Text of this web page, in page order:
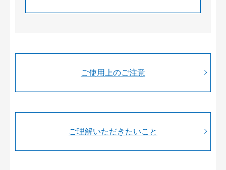
ご使用上のご注意
ご理解いただきたいこと